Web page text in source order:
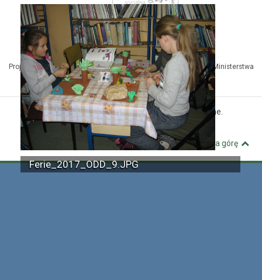
Ferie_2017_ODD_9.JPG
Projekt Kuźnia Dostępnych Stron współfinansowany ze środków Ministerstwa
Administracji i Cyfryzacji
© MBP Pyskowice. Wszystkie prawa zastrzeżone.
Kuźnia Dostępnych Stron
Wróć na górę